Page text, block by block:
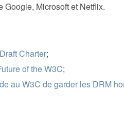
Google, Microsoft et Netflix.
Charter;
of the W3C;
au W3C de garder les DRM